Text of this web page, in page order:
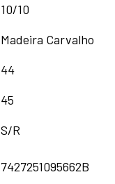
10/10
Madeira Carvalho
44
45
S/R
7427251095662B